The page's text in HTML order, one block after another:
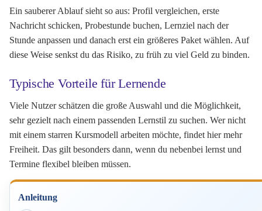
Ein sauberer Ablauf sieht so aus: Profil vergleichen, erste
Nachricht schicken, Probestunde buchen, Lernziel nach der
Stunde anpassen und danach erst ein größeres Paket wählen. Auf
diese Weise senkst du das Risiko, zu früh zu viel Geld zu binden.
Typische Vorteile für Lernende
Viele Nutzer schätzen die große Auswahl und die Möglichkeit,
sehr gezielt nach einem passenden Lernstil zu suchen. Wer nicht
mit einem starren Kursmodell arbeiten möchte, findet hier mehr
Freiheit. Das gilt besonders dann, wenn du nebenbei lernst und
Termine flexibel bleiben müssen.
Anleitung